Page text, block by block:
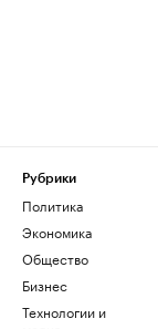
Рубрики
Политика
Экономика
Общество
Бизнес
Технологии и